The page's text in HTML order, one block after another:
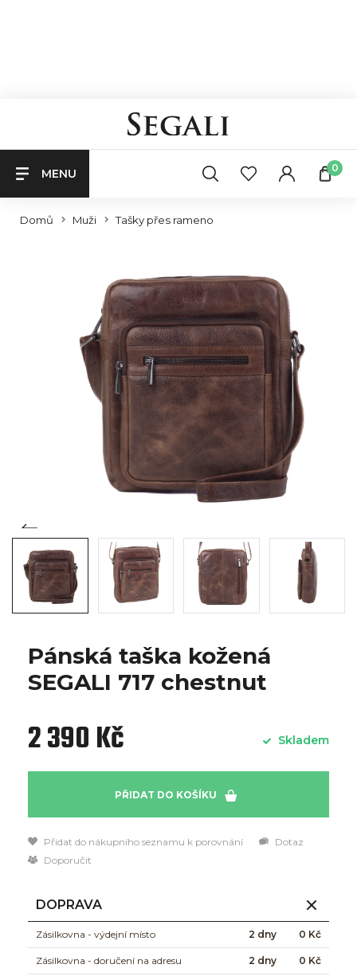
MENU 0
Domů Muži Tašky přes rameno
Pánská taška kožená
SEGALI 717 chestnut
2 390 Kč Skladem
PŘIDAT DO KOŠÍKU
Přidat do nákupního seznamu k porovnání
Dotaz
Doporučit
DOPRAVA
Zásilkovna - výdejní místo 2 dny 0 Kč
Zásilkovna - doručení na adresu 2 dny 0 Kč